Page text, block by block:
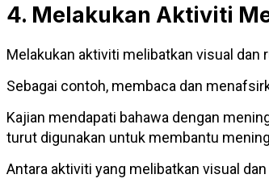
4. Melakukan Aktiviti
Melakukan aktiviti melibatkan visual dan
Sebagai contoh, membaca dan
Kajian mendapati bahawa dengan
turut digunakan untuk membantu
Antara aktiviti yang melibatkan visual dan